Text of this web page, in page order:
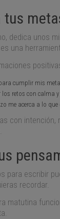
tus
dedica unos
una
cumplir mis
los retos con calma
me acerca a lo que
con
para escribir
recordar.
matutina